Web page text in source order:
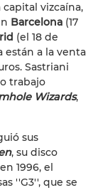
vizcaína,
Barcelona (17
(el 18 de
están a la venta
Sastriani
trabajo
Wizards,
sus
n, su disco
1996, el
''G3'', que se